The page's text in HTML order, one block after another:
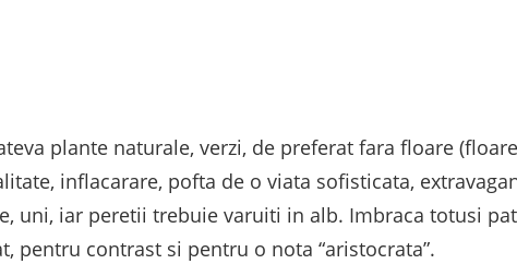
plante naturale, verzi, de preferat fara floare
inflacarare, pofta de o viata sofisticata,
uni, iar peretii trebuie varuiti in alb. Imbraca totusi
pentru contrast si pentru o nota “aristocrata”.